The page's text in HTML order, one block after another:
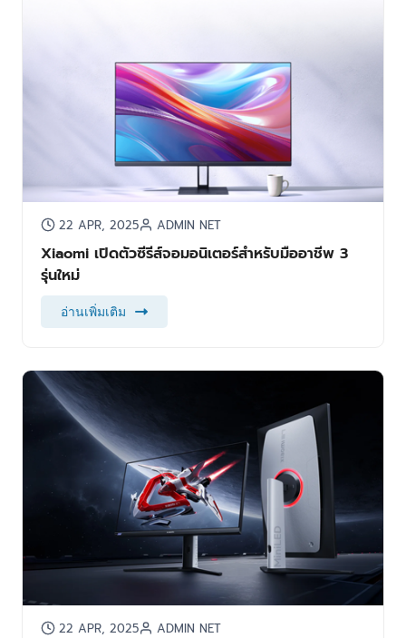
22 APR, 2025 ADMIN NET
Xiaomi เปิดตัวซีรีส์จอมอนิเตอร์สำหรับมืออาชีพ 3
รุ่นใหม่
อ่านเพิ่มเติม
22 APR, 2025 ADMIN NET